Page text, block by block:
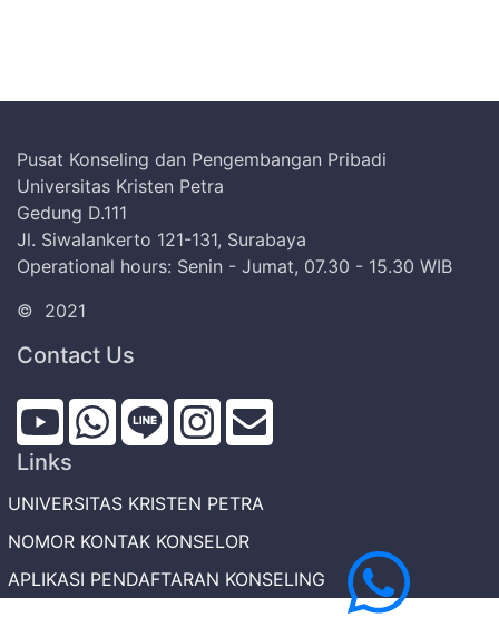
Pusat Konseling dan Pengembangan Pribadi
Universitas Kristen Petra
Gedung D.111
Jl. Siwalankerto 121-131, Surabaya
Operational hours: Senin - Jumat, 07.30 - 15.30 WIB
© 2021
Contact Us
Links
UNIVERSITAS KRISTEN PETRA
NOMOR KONTAK KONSELOR
APLIKASI PENDAFTARAN KONSELING